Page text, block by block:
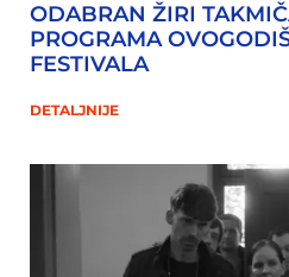
ODABRAN ŽIRI
PROGRAMA
FESTIVALA
DETALJNIJE